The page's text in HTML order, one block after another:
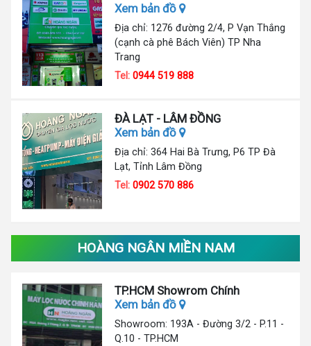
Xem bản đồ
Địa chỉ: 1276 đường 2/4, P Vạn Thắng
(cạnh cà phê Bách Viên) TP Nha
Trang
Tel:0944 519 888
ĐÀ LẠT - LÂM ĐỒNG
Xem bản đồ
Địa chỉ: 364 Hai Bà Trưng, P6 TP Đà
Lạt, Tỉnh Lâm Đồng
Tel:0902 570 886
HOÀNG NGÂN MIỀN NAM
TP.HCM Showrom Chính
Xem bản đồ
Showroom: 193A - Đường 3/2 - P.11 -
Q.10 - TP.HCM